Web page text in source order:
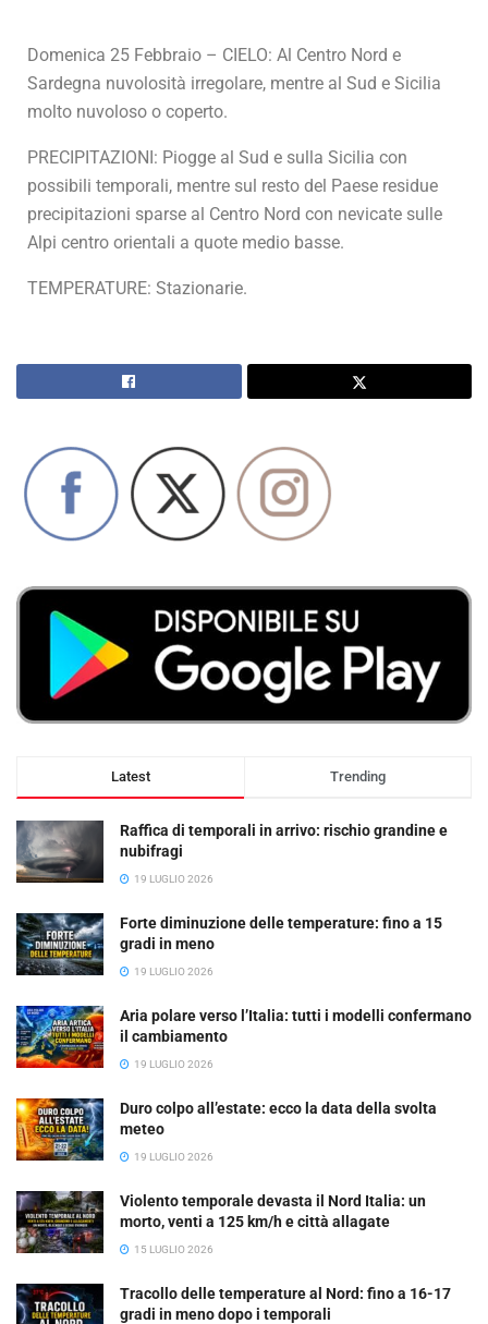
Domenica 25 Febbraio – CIELO: Al Centro Nord e
Sardegna nuvolosità irregolare, mentre al Sud e Sicilia
molto nuvoloso o coperto.
PRECIPITAZIONI: Piogge al Sud e sulla Sicilia con
possibili temporali, mentre sul resto del Paese residue
precipitazioni sparse al Centro Nord con nevicate sulle
Alpi centro orientali a quote medio basse.
TEMPERATURE: Stazionarie.
Latest Trending
Raffica di temporali in arrivo: rischio grandine e
nubifragi
19 LUGLIO 2026
Forte diminuzione delle temperature: fino a 15
gradi in meno
19 LUGLIO 2026
Aria polare verso l’Italia: tutti i modelli confermano
il cambiamento
19 LUGLIO 2026
Duro colpo all’estate: ecco la data della svolta
meteo
19 LUGLIO 2026
Violento temporale devasta il Nord Italia: un
morto, venti a 125 km/h e città allagate
15 LUGLIO 2026
Tracollo delle temperature al Nord: fino a 16-17
gradi in meno dopo i temporali